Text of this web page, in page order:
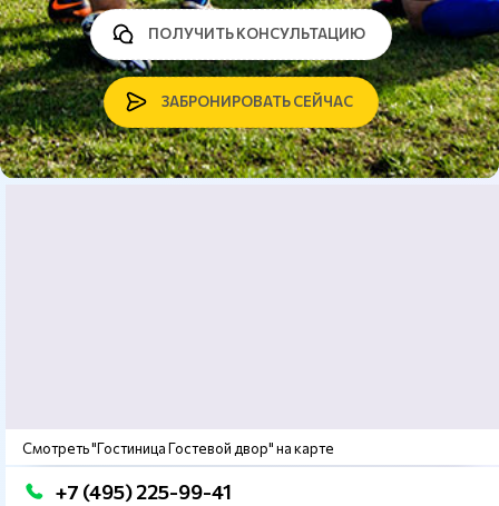
ЗАБРОНИРОВАТЬ СЕЙЧАС
ПОЛУЧИТЬ КОНСУЛЬТАЦИЮ
Смотреть "Гостиница Гостевой двор" на карте
+7 (495) 225-99-41